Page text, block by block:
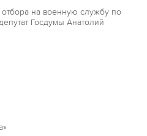
на военную службу по
Госдумы Анатолий